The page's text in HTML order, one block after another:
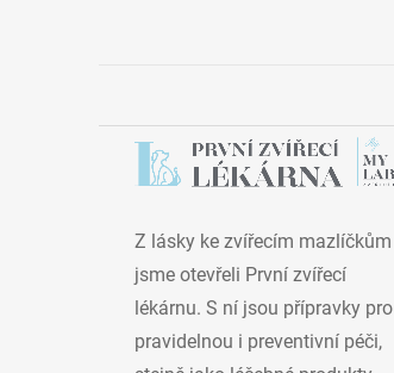
Z lásky ke zvířecím mazlíčkům
jsme otevřeli První zvířecí
lékárnu. S ní jsou přípravky pro
pravidelnou i preventivní péči,